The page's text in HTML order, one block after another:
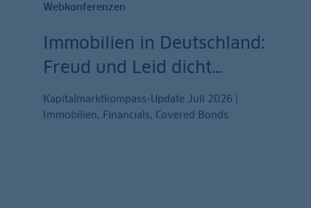
Webkonferenzen
Immobilien in Deutschland:
Freud und Leid dicht…
Kapitalmarktkompass-Update Juli 2026 |
Immobilien, Financials, Covered Bonds